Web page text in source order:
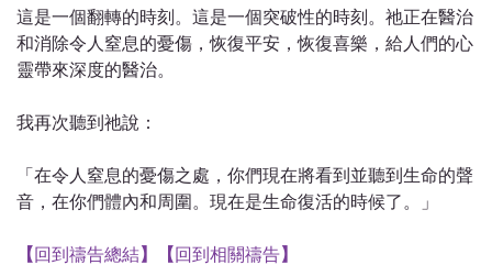
這是一個翻轉的時刻。這是一個突破性的時刻。祂正在醫治
和消除令人窒息的憂傷，恢復平安，恢復喜樂，給人們的心
靈帶來深度的醫治。
我再次聽到祂說：
「在令人窒息的憂傷之處，你們現在將看到並聽到生命的聲
音，在你們體內和周圍。現在是生命復活的時候了。」
【回到禱告總結】 【回到相關禱告】